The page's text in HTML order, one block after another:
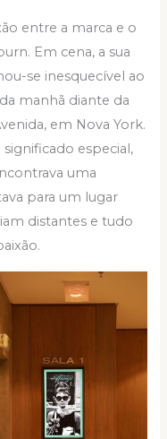
entre a marca e o
Em cena, a sua
se inesquecível ao
manhã diante da
em Nova York.
especial,
uma
para um lugar
distantes e tudo